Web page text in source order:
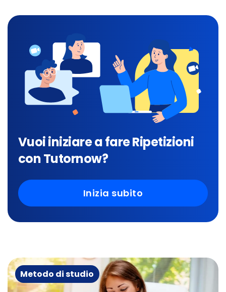
Vuoi iniziare a fare Ripetizioni
con Tutornow?
Inizia subito
Metodo di studio